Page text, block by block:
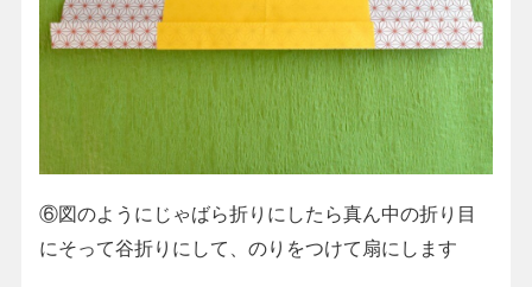
⑥図のようにじゃばら折りにしたら真ん中の折り目
にそって谷折りにして、のりをつけて扇にします